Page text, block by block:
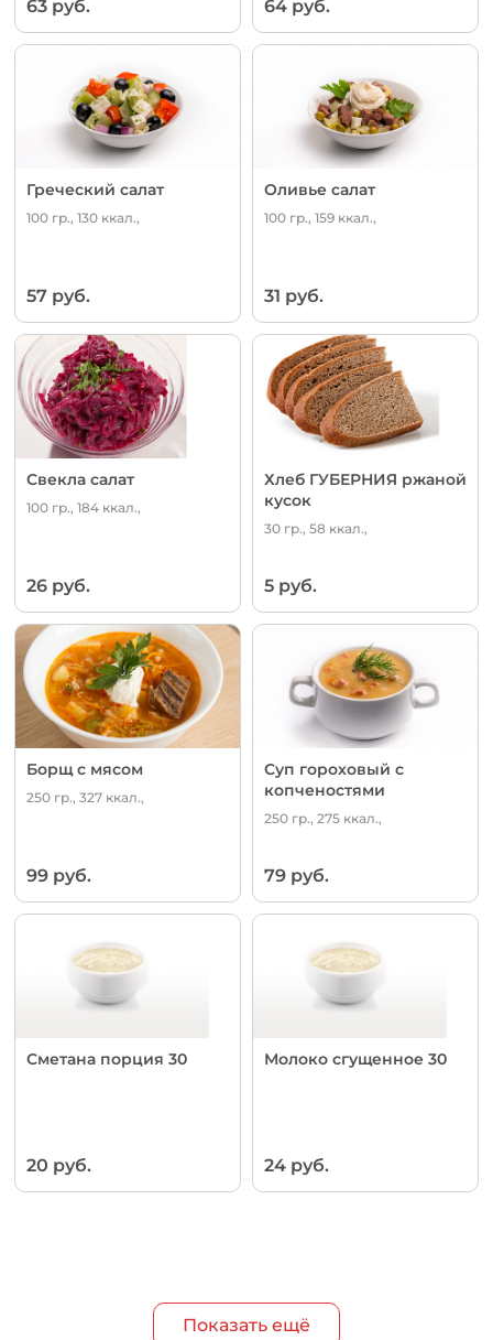
63 руб. 64 руб.
Греческий салат
100 гр., 130 ккал.,
57 руб.
Оливье салат
100 гр., 159 ккал.,
31 руб.
Свекла салат
100 гр., 184 ккал.,
26 руб.
Хлеб ГУБЕРНИЯ ржаной
кусок
30 гр., 58 ккал.,
5 руб.
Борщ с мясом
250 гр., 327 ккал.,
99 руб.
Суп гороховый с
копченостями
250 гр., 275 ккал.,
79 руб.
Сметана порция 30
20 руб.
Молоко сгущенное 30
24 руб.
Показать ещё